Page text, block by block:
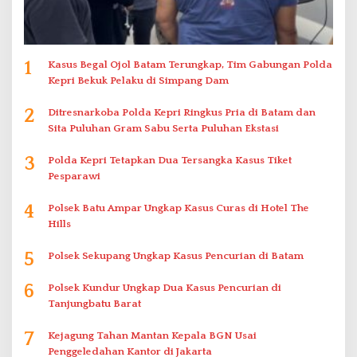
1
Kasus Begal Ojol Batam Terungkap, Tim Gabungan Polda
Kepri Bekuk Pelaku di Simpang Dam
2
Ditresnarkoba Polda Kepri Ringkus Pria di Batam dan
Sita Puluhan Gram Sabu Serta Puluhan Ekstasi
3
Polda Kepri Tetapkan Dua Tersangka Kasus Tiket
Pesparawi
4
Polsek Batu Ampar Ungkap Kasus Curas di Hotel The
Hills
5 Polsek Sekupang Ungkap Kasus Pencurian di Batam
6
Polsek Kundur Ungkap Dua Kasus Pencurian di
Tanjungbatu Barat
7
Kejagung Tahan Mantan Kepala BGN Usai
Penggeledahan Kantor di Jakarta